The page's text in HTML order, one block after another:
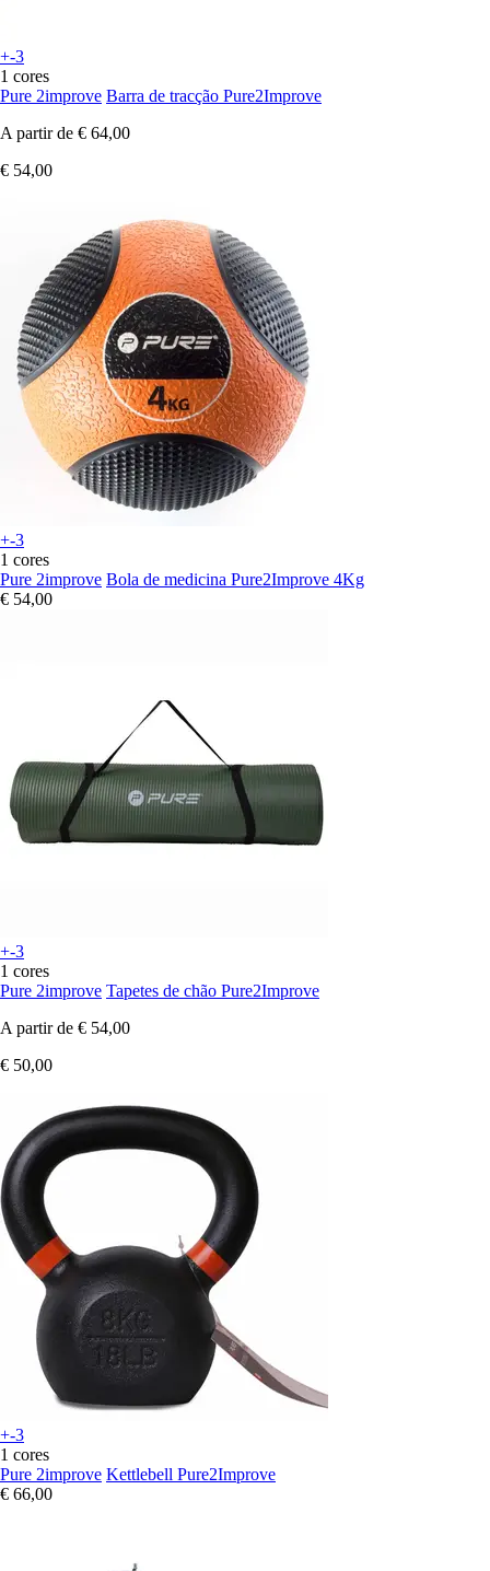
+-3
1 cores
Pure 2improve Barra de tracção Pure2Improve
A partir de € 64,00
€ 54,00
+-3
1 cores
Pure 2improve Bola de medicina Pure2Improve 4Kg
€ 54,00
+-3
1 cores
Pure 2improve Tapetes de chão Pure2Improve
A partir de € 54,00
€ 50,00
+-3
1 cores
Pure 2improve Kettlebell Pure2Improve
€ 66,00